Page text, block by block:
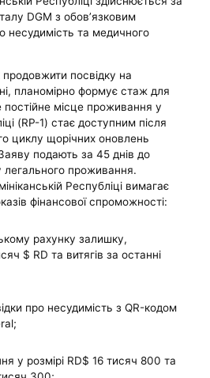
DGM з обов’язковим
несудимість та медичного
посвідку на
планомірно формує стаж для
місце проживання у
(RP-1) стає доступним після
циклу щорічних оновлень
подають за 45 днів до
легального проживання.
Республіці вимагає
фінансової спроможності:
рахунку залишку,
$ RD та витягів за останні
про несудимість з QR-кодом
у розмірі RD$ 16 тисяч 800 та